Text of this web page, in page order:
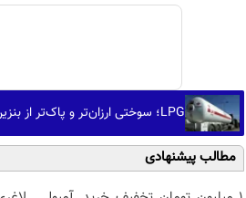
LPG؛ سوختی ارزان‌تر و پاک‌تر از بنزین اما با موانع زیرساختی
مطالب پیشنهادی